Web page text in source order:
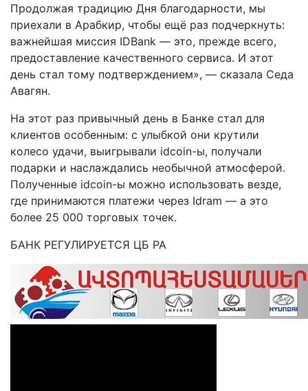
Продолжая традицию Дня благодарности, мы
приехали в Арабкир, чтобы ещё раз подчеркнуть:
важнейшая миссия IDBank — это, прежде всего,
предоставление качественного сервиса. И этот
день стал тому подтверждением», — сказала Седа
Авагян.
На этот раз привычный день в Банке стал для
клиентов особенным: с улыбкой они крутили
колесо удачи, выигрывали idcoin-ы, получали
подарки и наслаждались необычной атмосферой.
Полученные idcoin-ы можно использовать везде,
где принимаются платежи через Idram — а это
более 25 000 торговых точек.
БАНК РЕГУЛИРУЕТСЯ ЦБ РА